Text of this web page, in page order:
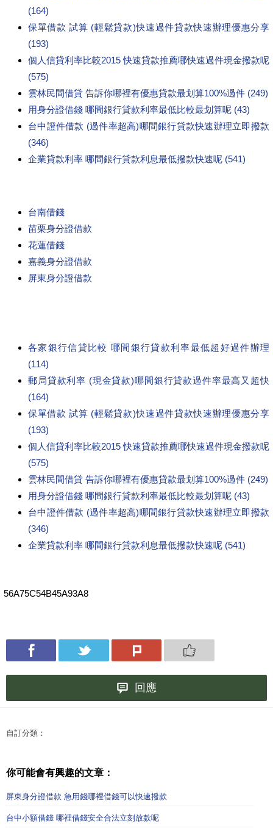
(164)
保單借款 試算 (輕鬆貸款)快速過件貸款快速辦理優惠分享
(193)
個人信貸利率比較2015 快速貸款推薦哪快速過件現金撥款呢
(575)
雲林民間借貸 告訴你哪裡有優惠貸款最划算100%過件 (249)
用身分證借錢 哪間銀行貸款利率最低比較最划算呢 (43)
台中證件借款 (過件率超高)哪間銀行貸款快速辦理立即撥款
(346)
企業貸款利率 哪間銀行貸款利息最低撥款快速呢 (541)
台南借錢
苗栗身分證借款
花蓮借錢
嘉義身分證借款
屏東身分證借款
各家銀行信貸比較 哪間銀行貸款利率最低超好過件辦理
(114)
郵局貸款利率 (現金貸款)哪間銀行貸款過件率最高又超快
(164)
保單借款 試算 (輕鬆貸款)快速過件貸款快速辦理優惠分享
(193)
個人信貸利率比較2015 快速貸款推薦哪快速過件現金撥款呢
(575)
雲林民間借貸 告訴你哪裡有優惠貸款最划算100%過件 (249)
用身分證借錢 哪間銀行貸款利率最低比較最划算呢 (43)
台中證件借款 (過件率超高)哪間銀行貸款快速辦理立即撥款
(346)
企業貸款利率 哪間銀行貸款利息最低撥款快速呢 (541)
56A75C54B45A93A8
回應
自訂分類：
你可能會有興趣的文章：
屏東身分證借款 急用錢哪裡借錢可以快速撥款
台中小額借錢 哪裡借錢安全合法立刻放款呢